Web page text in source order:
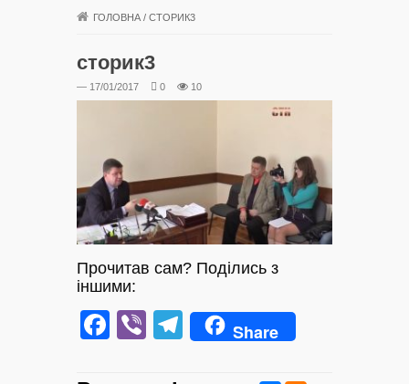
ГОЛОВНА / СТОРИК3
сторик3
— 17/01/2017 0 10
Прочитав сам? Поділись з
іншими:
Facebook
ViberTelegram
Share